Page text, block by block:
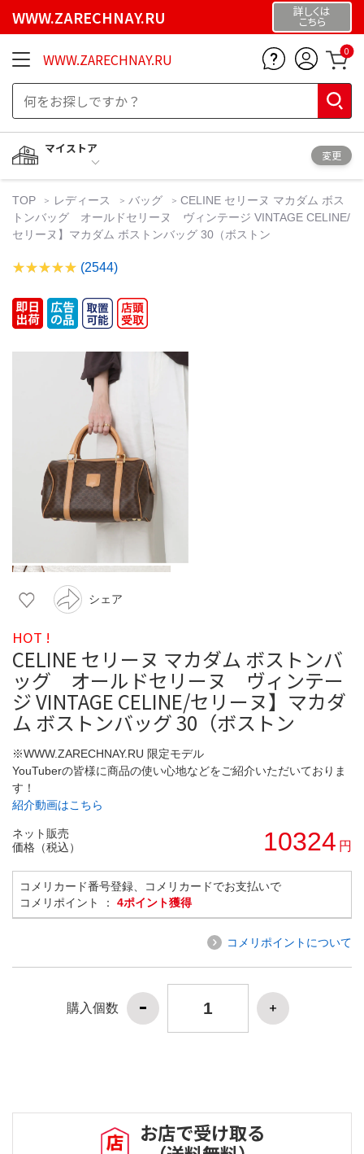
WWW.ZARECHNAY.RU 詳しくは
こちら
WWW.ZARECHNAY.RU 0
マイストア
変更
TOP レディース バッグ
CELINE セリーヌ マカダム ボス
トンバッグ オールドセリーヌ ヴィンテージ VINTAGE CELINE/
セリーヌ】マカダム ボストンバッグ 30（ボストン
(2544)
シェア
HOT !
CELINE セリーヌ マカダム ボストンバ
ッグ オールドセリーヌ ヴィンテー
ジ VINTAGE CELINE/セリーヌ】マカダ
ム ボストンバッグ 30（ボストン
※WWW.ZARECHNAY.RU 限定モデル
YouTuberの皆様に商品の使い心地などをご紹介いただいておりま
す！
紹介動画はこちら
ネット販売
価格（税込）
10324 円
コメリカード番号登録、コメリカードでお支払いで
コメリポイント ： 4ポイント獲得
コメリポイントについて
購入個数
お店で受け取る